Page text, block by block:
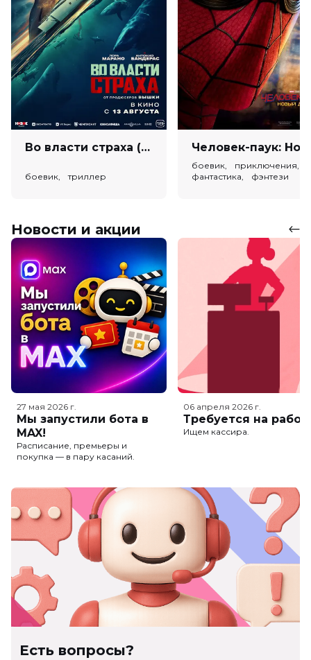
Во власти страха (18+)
боевик, триллер
боевик, приключения,
фантастика, фэнтези
Новости и акции
27 мая 2026 г.
Мы запустили бота в
MAX!
Расписание, премьеры и
покупка — в пару касаний.
06 апреля 2026 г.
Требуется на
Ищем кассира.
Есть вопросы?